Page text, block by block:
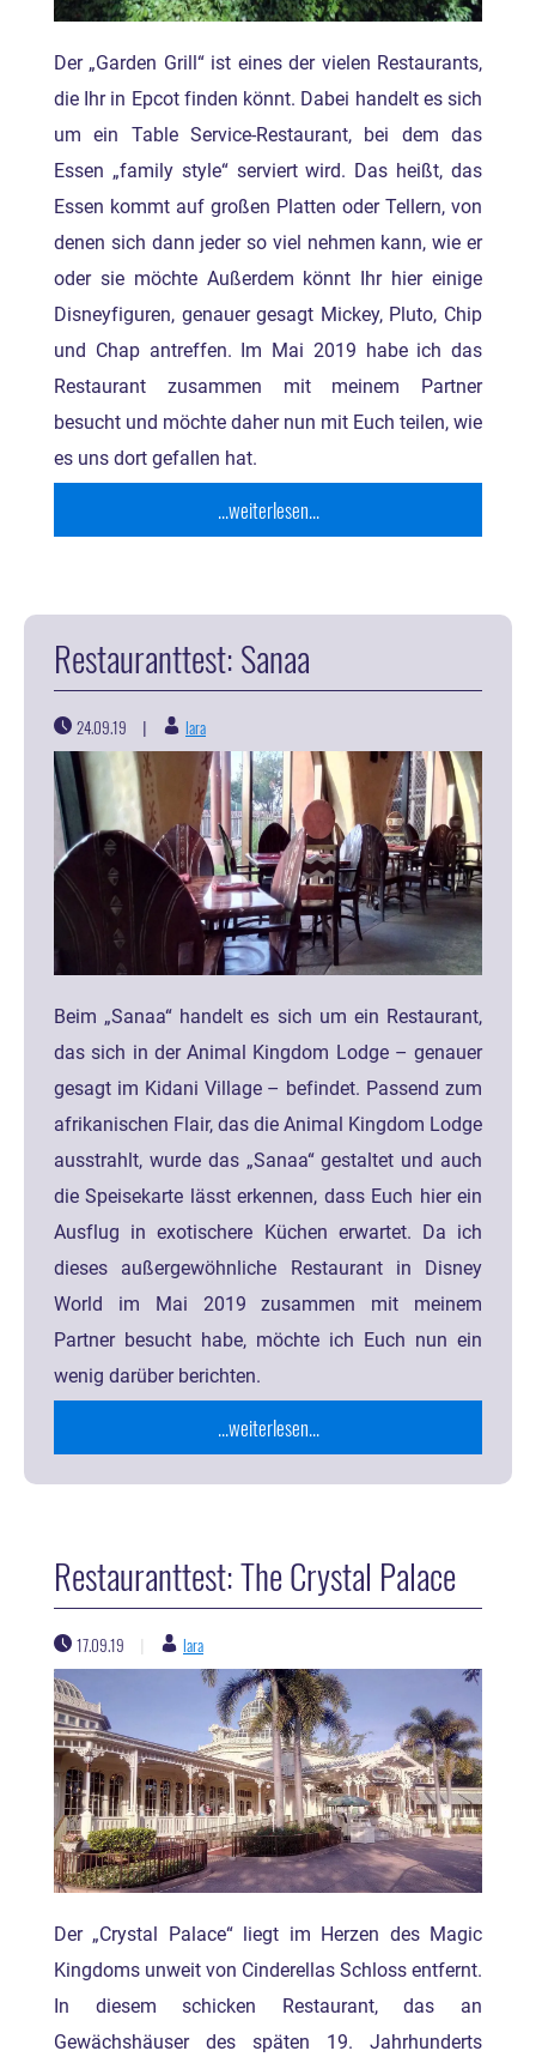
Der „Garden Grill“ ist eines der vielen Restaurants,
die Ihr in Epcot finden könnt. Dabei handelt es sich
um ein Table Service-Restaurant, bei dem das
Essen „family style“ serviert wird. Das heißt, das
Essen kommt auf großen Platten oder Tellern, von
denen sich dann jeder so viel nehmen kann, wie er
oder sie möchte Außerdem könnt Ihr hier einige
Disneyfiguren, genauer gesagt Mickey, Pluto, Chip
und Chap antreffen. Im Mai 2019 habe ich das
Restaurant zusammen mit meinem Partner
besucht und möchte daher nun mit Euch teilen, wie
es uns dort gefallen hat.
...weiterlesen...
Restauranttest: Sanaa
24.09.19 | lara
Beim „Sanaa“ handelt es sich um ein Restaurant,
das sich in der Animal Kingdom Lodge – genauer
gesagt im Kidani Village – befindet. Passend zum
afrikanischen Flair, das die Animal Kingdom Lodge
ausstrahlt, wurde das „Sanaa“ gestaltet und auch
die Speisekarte lässt erkennen, dass Euch hier ein
Ausflug in exotischere Küchen erwartet. Da ich
dieses außergewöhnliche Restaurant in Disney
World im Mai 2019 zusammen mit meinem
Partner besucht habe, möchte ich Euch nun ein
wenig darüber berichten.
...weiterlesen...
Restauranttest: The Crystal Palace
17.09.19 | lara
Der „Crystal Palace“ liegt im Herzen des Magic
Kingdoms unweit von Cinderellas Schloss entfernt.
In diesem schicken Restaurant, das an
Gewächshäuser des späten 19. Jahrhunderts